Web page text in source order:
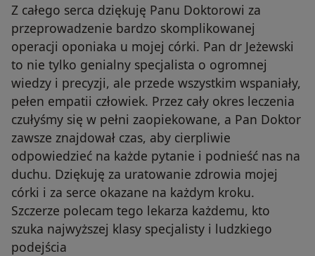
Z całego serca dziękuję Panu Doktorowi za
przeprowadzenie bardzo skomplikowanej
operacji oponiaka u mojej córki. Pan dr Jeżewski
to nie tylko genialny specjalista o ogromnej
wiedzy i precyzji, ale przede wszystkim wspaniały,
pełen empatii człowiek. Przez cały okres leczenia
czułyśmy się w pełni zaopiekowane, a Pan Doktor
zawsze znajdował czas, aby cierpliwie
odpowiedzieć na każde pytanie i podnieść nas na
duchu. Dziękuję za uratowanie zdrowia mojej
córki i za serce okazane na każdym kroku.
Szczerze polecam tego lekarza każdemu, kto
szuka najwyższej klasy specjalisty i ludzkiego
podejścia